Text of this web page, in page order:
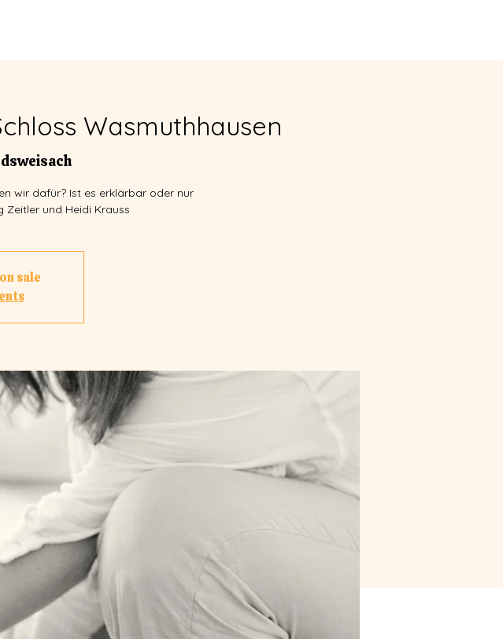
Wasmuthhausen
wir dafür? Ist es erklärbar oder nur
Zeitler und Heidi Krauss
sale